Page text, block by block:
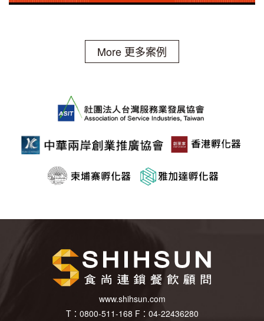
More 更多案例
www.shihsun.com
T： 0800-511-168 F： 04-22436280